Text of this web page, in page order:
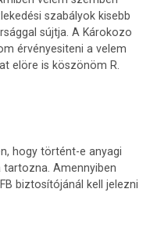
szabályok kisebb
sújtja. A Károkozo
érvényesiteni a velem
elöre is köszönöm R.
hogy történt-e anyagi
tartozna. Amennyiben
biztosítójánál kell jelezni